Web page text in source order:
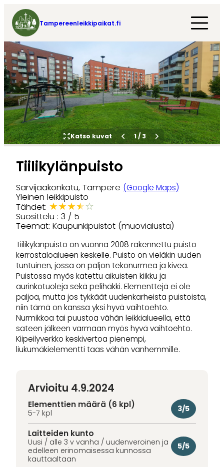
Tampereenleikkipaikat.fi
Katso kuvat 1/ 3
Tiilikylänpuisto
Sarvijaakonkatu, Tampere (Google Maps)
Yleinen leikkipuisto
Tähdet: ★★★★☆
Suosittelu : 3 / 5
Teemat: Kaupunkipuistot (muovialusta)
Tiilikylänpuisto on vuonna 2008 rakennettu puisto
kerrostaloalueen keskelle. Puisto on vieläkin uuden
tuntuinen, jossa on paljon tekonurmea ja kiveä.
Puistossa myös katettu aikuisten kiikku ja
aurinkotuoleja sekä pelihäkki. Elementtejä ei ole
paljoa, mutta jos tykkäät uudenkarheista puistoista,
niin tämä on kanssa yksi hyvä vaihtoehto.
Nurmikkoa tai puustoa vähän leikkialueella, että
sateen jälkeen varmaan myös hyvä vaihtoehto.
Kiipeilyverkko keskivertoa pienempi,
liukumäkielementti taas vähän vanhemmille.
Arvioitu 4.9.2024
Elementtien määrä (6 kpl)
5-7 kpl 3/5
Laitteiden kunto
Uusi / alle 3 v vanha / uudenveroinen ja
edelleen erinomaisessa kunnossa
kauttaaltaan
5/5